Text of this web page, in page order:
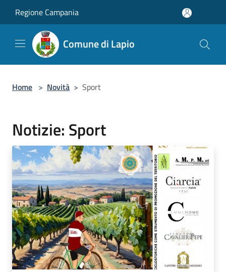
Regione Campania
Comune di Lapio
Home > Novità > Sport
Notizie: Sport